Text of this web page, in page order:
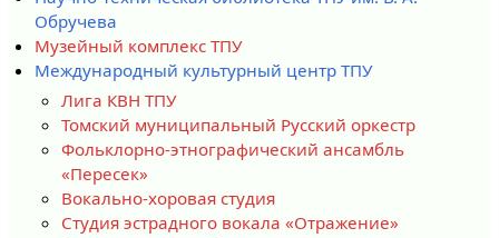
Обручева
Музейный комплекс ТПУ
Международный культурный центр ТПУ
Лига КВН ТПУ
Томский муниципальный Русский оркестр
Фольклорно-этнографический ансамбль
«Пересек»
Вокально-хоровая студия
Студия эстрадного вокала «Отражение»